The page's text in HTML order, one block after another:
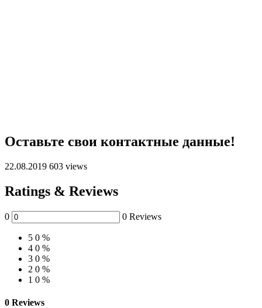
Оставьте свои контактные данные!
22.08.2019 603 views
Ratings & Reviews
0 0 Reviews
5 0 %
4 0 %
3 0 %
2 0 %
1 0 %
0 Reviews